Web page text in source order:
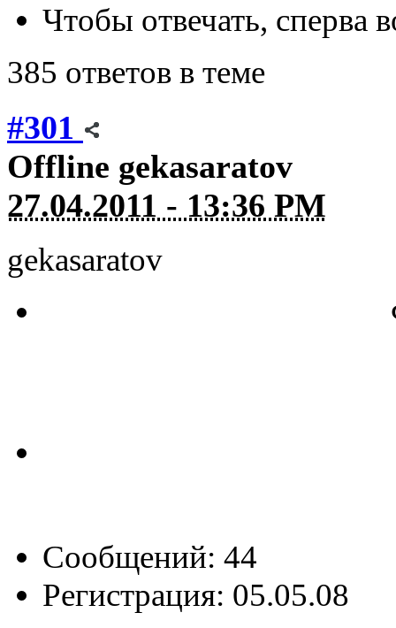
Чтобы отвечать, сперва
385 ответов в теме
#301
Offline gekasaratov
27.04.2011 - 13:36 PM
gekasaratov
Сообщений: 44
Регистрация: 05.05.08